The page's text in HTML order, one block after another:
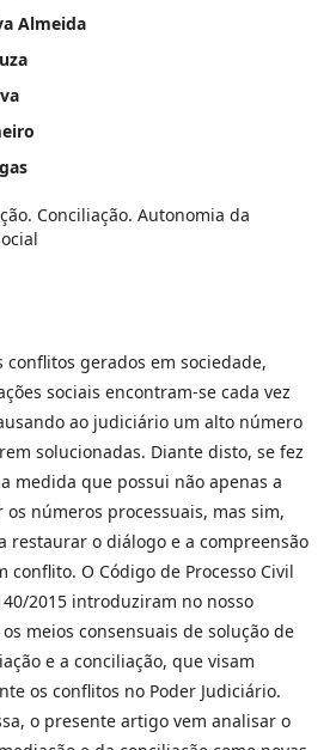
Almeida
Conciliação. Autonomia da
conflitos gerados em sociedade,
sociais encontram-se cada vez
ao judiciário um alto número
solucionadas. Diante disto, se fez
medida que possui não apenas a
números processuais, mas sim,
restaurar o diálogo e a compreensão
conflito. O Código de Processo Civil
2015 introduziram no nosso
meios consensuais de solução de
e a conciliação, que visam
os conflitos no Poder Judiciário.
o presente artigo vem analisar o